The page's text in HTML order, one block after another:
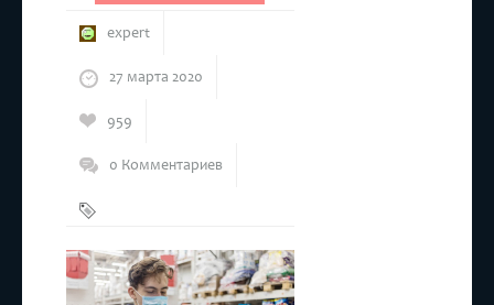
expert
27 марта 2020
959
0 Комментариев
Коронавирус